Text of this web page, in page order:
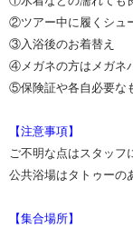
②ツアー中に履くシュ
③入浴後のお着替え
④メガネの方はメガネ
⑤保険証や各自必要な
【注意事項】
ご不明な点はスタッフ
公共浴場はタトゥーの
【集合場所】